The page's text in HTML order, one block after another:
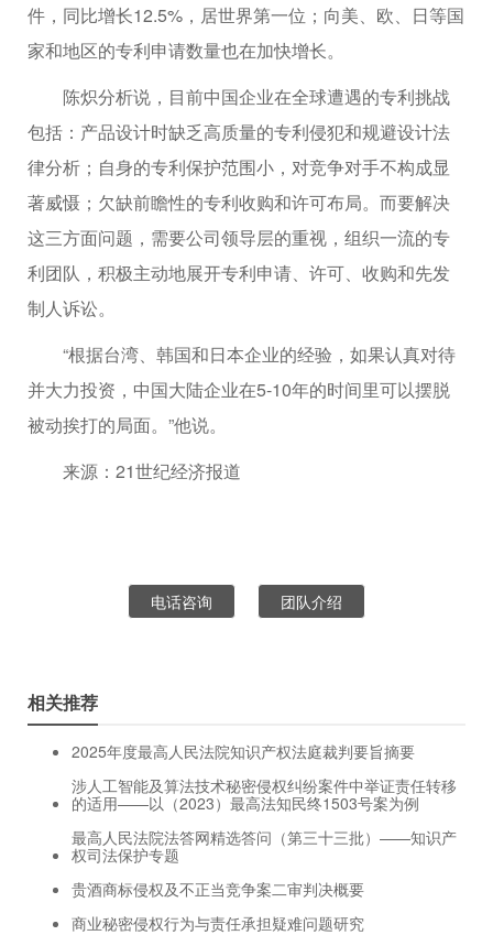
件，同比增长12.5%，居世界第一位；向美、欧、日等国
家和地区的专利申请数量也在加快增长。
陈炽分析说，目前中国企业在全球遭遇的专利挑战
包括：产品设计时缺乏高质量的专利侵犯和规避设计法
律分析；自身的专利保护范围小，对竞争对手不构成显
著威慑；欠缺前瞻性的专利收购和许可布局。而要解决
这三方面问题，需要公司领导层的重视，组织一流的专
利团队，积极主动地展开专利申请、许可、收购和先发
制人诉讼。
“根据台湾、韩国和日本企业的经验，如果认真对待
并大力投资，中国大陆企业在5-10年的时间里可以摆脱
被动挨打的局面。”他说。
来源：21世纪经济报道
电话咨询 团队介绍
相关推荐
2025年度最高人民法院知识产权法庭裁判要旨摘要
涉人工智能及算法技术秘密侵权纠纷案件中举证责任转移
的适用——以（2023）最高法知民终1503号案为例
最高人民法院法答网精选答问（第三十三批）——知识产
权司法保护专题
贵酒商标侵权及不正当竞争案二审判决概要
商业秘密侵权行为与责任承担疑难问题研究